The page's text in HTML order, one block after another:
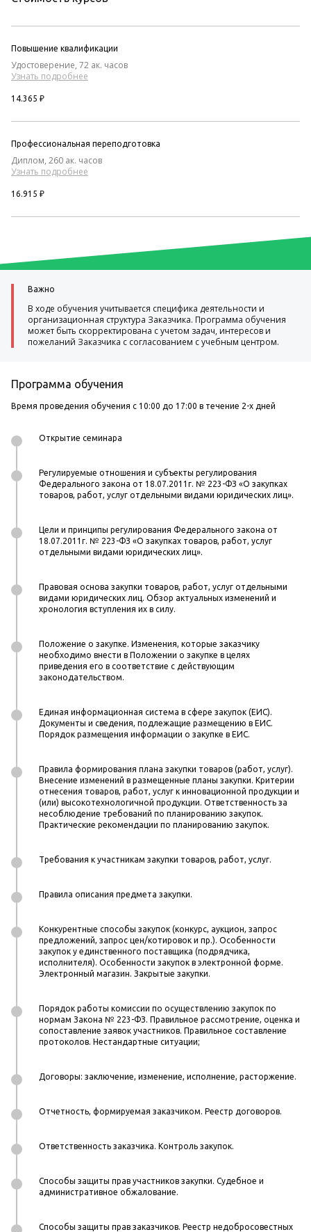
Повышение квалификации
Удостоверение, 72 ак. часов
Узнать подробнее
14.365 ₽
Профессиональная переподготовка
Диплом, 260 ак. часов
Узнать подробнее
16.915 ₽
Важно
В ходе обучения учитывается специфика деятельности и
организационная структура Заказчика. Программа обучения
может быть скорректирована с учетом задач, интересов и
пожеланий Заказчика с согласованием с учебным центром.
Программа обучения
Время проведения обучения с 10:00 до 17:00 в течение 2-х дней
Открытие семинара
Регулируемые отношения и субъекты регулирования
Федерального закона от 18.07.2011г. № 223-ФЗ «О закупках
товаров, работ, услуг отдельными видами юридических лиц».
Цели и принципы регулирования Федерального закона от
18.07.2011г. № 223-ФЗ «О закупках товаров, работ, услуг
отдельными видами юридических лиц».
Правовая основа закупки товаров, работ, услуг отдельными
видами юридических лиц. Обзор актуальных изменений и
хронология вступления их в силу.
Положение о закупке. Изменения, которые заказчику
необходимо внести в Положении о закупке в целях
приведения его в соответствие с действующим
законодательством.
Единая информационная система в сфере закупок (ЕИС).
Документы и сведения, подлежащие размещению в ЕИС.
Порядок размещения информации о закупке в ЕИС.
Правила формирования плана закупки товаров (работ, услуг).
Внесение изменений в размещенные планы закупки. Критерии
отнесения товаров, работ, услуг к инновационной продукции и
(или) высокотехнологичной продукции. Ответственность за
несоблюдение требований по планированию закупок.
Практические рекомендации по планированию закупок.
Требования к участникам закупки товаров, работ, услуг.
Правила описания предмета закупки.
Конкурентные способы закупок (конкурс, аукцион, запрос
предложений, запрос цен/котировок и пр.). Особенности
закупок у единственного поставщика (подрядчика,
исполнителя). Особенности закупок в электронной форме.
Электронный магазин. Закрытые закупки.
Порядок работы комиссии по осуществлению закупок по
нормам Закона № 223-ФЗ. Правильное рассмотрение, оценка и
сопоставление заявок участников. Правильное составление
протоколов. Нестандартные ситуации;
Договоры: заключение, изменение, исполнение, расторжение.
Отчетность, формируемая заказчиком. Реестр договоров.
Ответственность заказчика. Контроль закупок.
Способы защиты прав участников закупки. Судебное и
административное обжалование.
Способы защиты прав заказчиков. Реестр недобросовестных